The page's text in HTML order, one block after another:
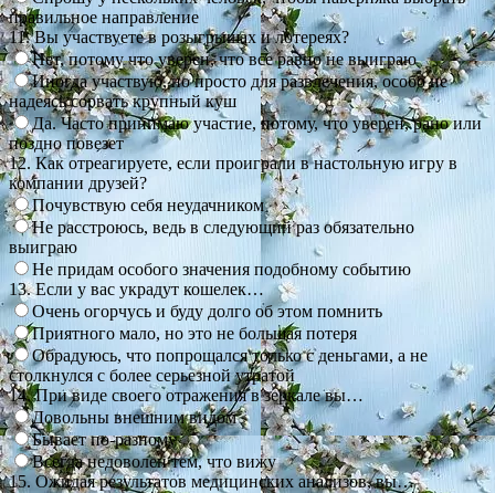
правильное направление
11. Вы участвуете в розыгрышах и лотереях?
Нет, потому что уверен, что все равно не выиграю
Иногда участвую, но просто для развлечения, особо не
надеясь сорвать крупный куш
Да. Часто принимаю участие, потому, что уверен, рано или
поздно повезет
12. Как отреагируете, если проиграли в настольную игру в
компании друзей?
Почувствую себя неудачником
Не расстроюсь, ведь в следующий раз обязательно
выиграю
Не придам особого значения подобному событию
13. Если у вас украдут кошелек…
Очень огорчусь и буду долго об этом помнить
Приятного мало, но это не большая потеря
Обрадуюсь, что попрощался только с деньгами, а не
столкнулся с более серьезной утратой
14. При виде своего отражения в зеркале вы…
Довольны внешним видом
Бывает по-разному
Всегда недоволен тем, что вижу
15. Ожидая результатов медицинских анализов, вы…